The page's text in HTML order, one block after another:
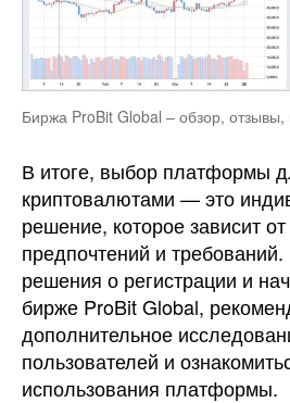
Биржа ProBit Global – обзор, отзывы,
В итоге, выбор платформы
криптовалютами — это
решение, которое зависит
предпочтений и
решения о регистрации и
бирже ProBit Global,
дополнительное
пользователей и
использования платформы.